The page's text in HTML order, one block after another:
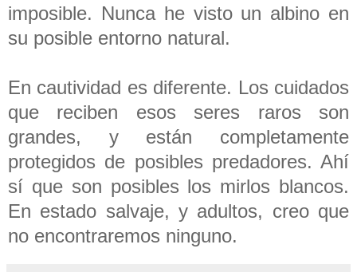
imposible. Nunca he visto un albino en
su posible entorno natural.
En cautividad es diferente. Los cuidados
que reciben esos seres raros son
grandes, y están completamente
protegidos de posibles predadores. Ahí
sí que son posibles los mirlos blancos.
En estado salvaje, y adultos, creo que
no encontraremos ninguno.